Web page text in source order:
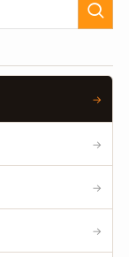
→
→
→
→